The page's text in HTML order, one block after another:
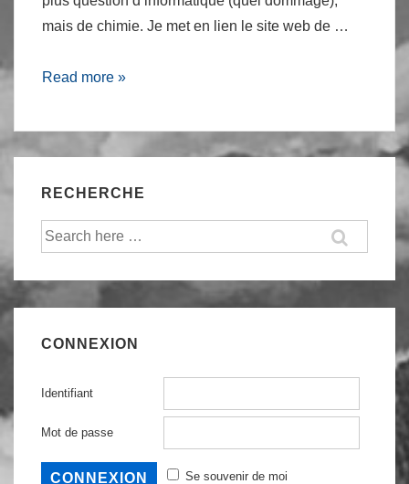
mais de chimie. Je met en lien le site web de …
Cambodia,
retour!
Read more »
RECHERCHE
Recherche
CONNEXION
Identifiant
Mot de passe
Se souvenir de moi